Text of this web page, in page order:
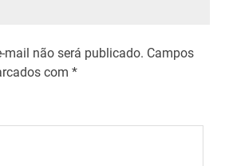
mail não será publicado. Campos
com*